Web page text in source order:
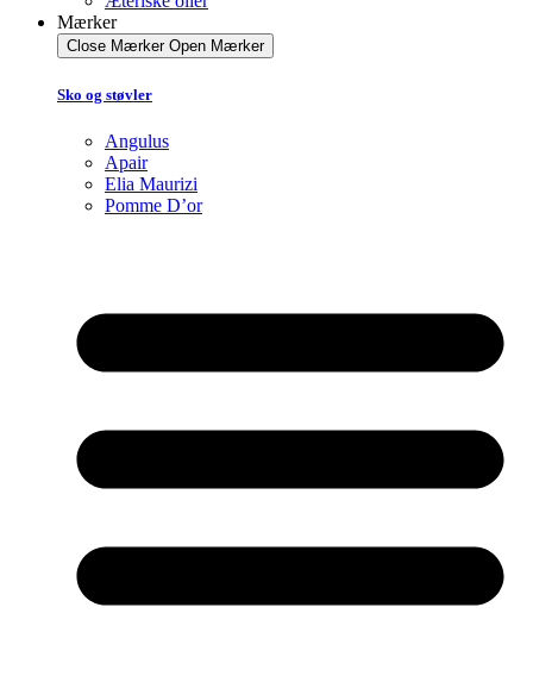
Mærker
Close Mærker Open Mærker
Sko og støvler
Angulus
Apair
Elia Maurizi
Pomme D’or